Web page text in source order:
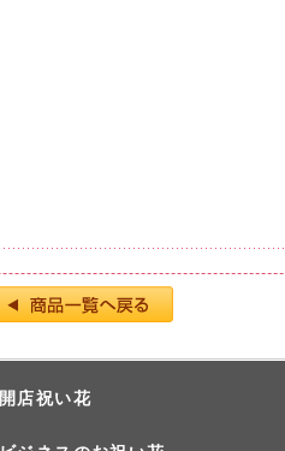
開店祝い花